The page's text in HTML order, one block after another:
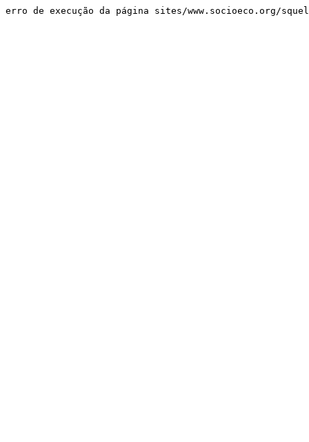
erro de execução da página sites/www.socioeco.org/